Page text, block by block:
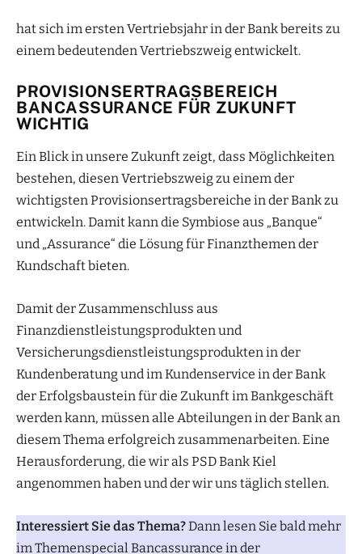
hat sich im ersten Vertriebsjahr in der Bank bereits zu
einem bedeutenden Vertriebszweig entwickelt.
PROVISIONSERTRAGSBEREICH
BANCASSURANCE FÜR ZUKUNFT
WICHTIG
Ein Blick in unsere Zukunft zeigt, dass Möglichkeiten
bestehen, diesen Vertriebszweig zu einem der
wichtigsten Provisionsertragsbereiche in der Bank zu
entwickeln. Damit kann die Symbiose aus „Banque“
und „Assurance“ die Lösung für Finanzthemen der
Kundschaft bieten.
Damit der Zusammenschluss aus
Finanzdienstleistungsprodukten und
Versicherungsdienstleistungsprodukten in der
Kundenberatung und im Kundenservice in der Bank
der Erfolgsbaustein für die Zukunft im Bankgeschäft
werden kann, müssen alle Abteilungen in der Bank an
diesem Thema erfolgreich zusammenarbeiten. Eine
Herausforderung, die wir als PSD Bank Kiel
angenommen haben und der wir uns täglich stellen.
Interessiert Sie das Thema?Dann lesen Sie bald mehr
im Themenspecial Bancassurance in der